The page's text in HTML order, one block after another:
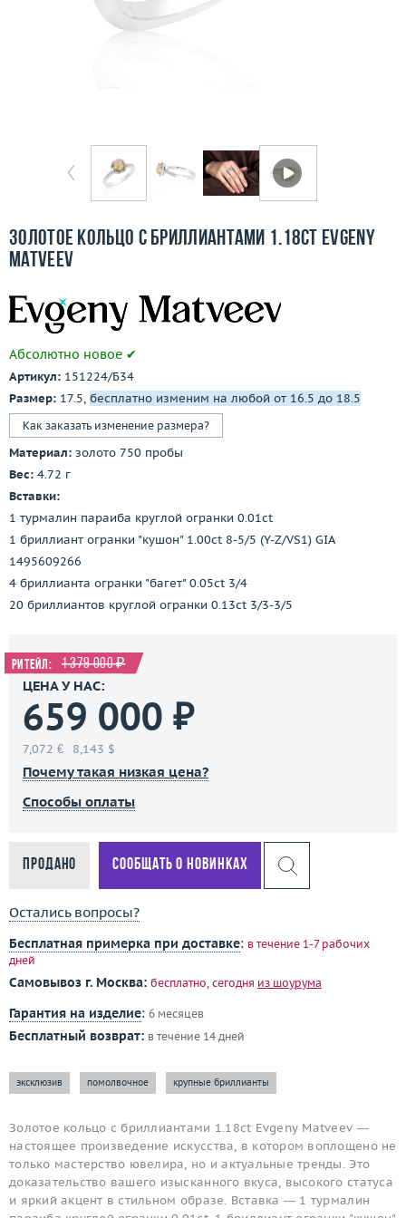
Ломбард
3D-тур по шоуруму
Заказать звонок
Золотое кольцо с бриллиантами 1.18ct Evgeny
Matveev
Абсолютно новое ✔
Артикул: 151224/Б34
Размер: 17.5, бесплатно изменим на любой от 16.5 до 18.5
Как заказать изменение размера?
Материал: золото 750 пробы
Вес: 4.72 г
Вставки:
1 турмалин параиба круглой огранки 0.01ct
1 бриллиант огранки "кушон" 1.00ct 8-5/5 (Y-Z/VS1) GIA
1495609266
4 бриллианта огранки "багет" 0.05ct 3/4
20 бриллиантов круглой огранки 0.13ct 3/3-3/5
Ритейл: 1 379 000 ₽
ЦЕНА У НАС:
659 000 ₽
7,072 € 8,143 $
Почему такая низкая цена?
Способы оплаты
Продано Сообщать о новинках
Остались вопросы?
Бесплатная примерка при доставке: в течение 1-7 рабочих
дней
Самовывоз г. Москва: бесплатно, сегодня из шоурума
Гарантия на изделие: 6 месяцев
Бесплатный возврат: в течение 14 дней
эксклюзив помолвочное крупные бриллианты
Золотое кольцо с бриллиантами 1.18ct Evgeny Matveev —
настоящее произведение искусства, в котором воплощено не
только мастерство ювелира, но и актуальные тренды. Это
доказательство вашего изысканного вкуса, высокого статуса
и яркий акцент в стильном образе. Вставка — 1 турмалин